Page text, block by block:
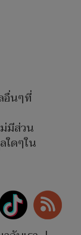
อื่นๆที่
มีส่วน
ใดๆใน